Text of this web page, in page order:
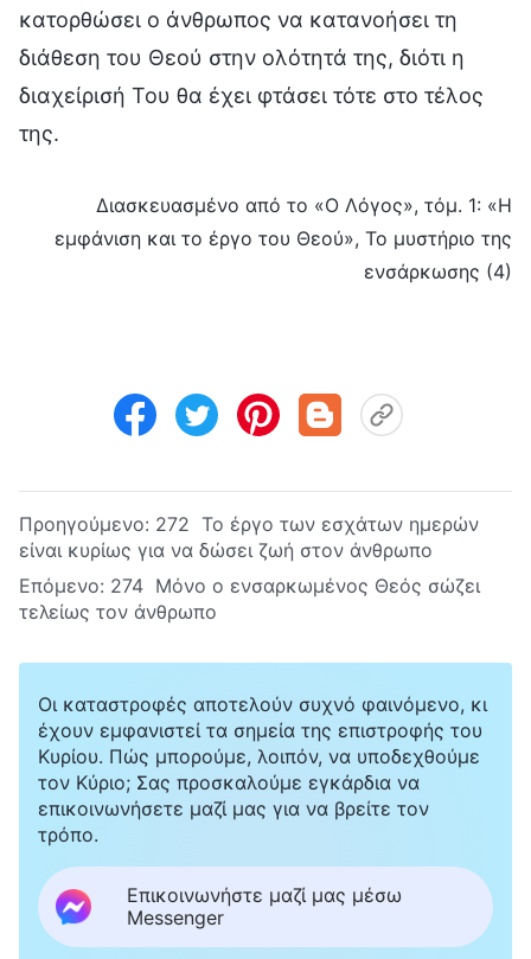
κατορθώσει ο άνθρωπος να κατανοήσει τη
διάθεση του Θεού στην ολότητά της, διότι η
διαχείρισή Του θα έχει φτάσει τότε στο τέλος
της.
Διασκευασμένο από το «Ο Λόγος», τόμ. 1: «Η
εμφάνιση και το έργο του Θεού», Το μυστήριο της
ενσάρκωσης (4)
Προηγούμενο: 272 Το έργο των εσχάτων ημερών
είναι κυρίως για να δώσει ζωή στον άνθρωπο
Επόμενο: 274 Μόνο ο ενσαρκωμένος Θεός σώζει
τελείως τον άνθρωπο
Οι καταστροφές αποτελούν συχνό φαινόμενο, κι
έχουν εμφανιστεί τα σημεία της επιστροφής του
Κυρίου. Πώς μπορούμε, λοιπόν, να υποδεχθούμε
τον Κύριο; Σας προσκαλούμε εγκάρδια να
επικοινωνήσετε μαζί μας για να βρείτε τον
τρόπο.
Επικοινωνήστε μαζί μας μέσω
Messenger